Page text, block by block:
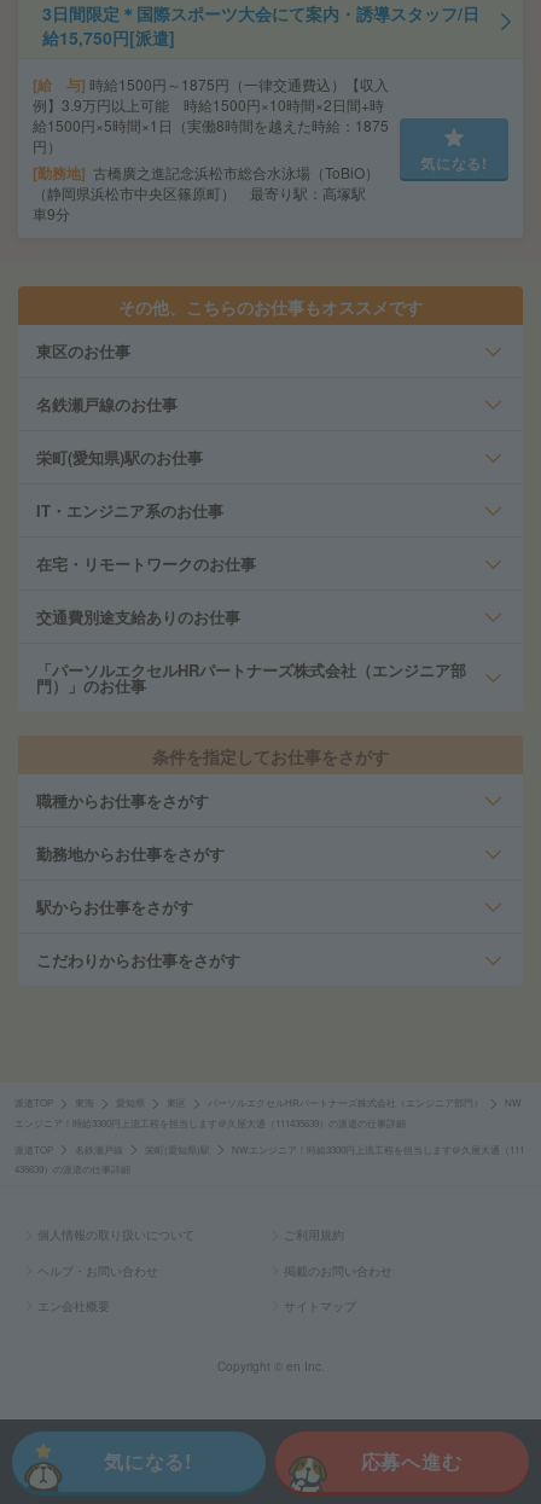
応募へ進む
気になる!
3日間限定＊国際スポーツ大会にて案内・誘導スタッフ/日
給15,750円[派遣]
給 与 時給1500円～1875円（一律交通費込）【収入
例】3.9万円以上可能 時給1500円×10時間×2日間+時
給1500円×5時間×1日（実働8時間を越えた時給：1875
円）
勤務地
古橋廣之進記念浜松市総合水泳場（ToBiO）
（静岡県浜松市中央区篠原町） 最寄り駅：高塚駅
車9分
気になる!
その他、こちらのお仕事もオススメです
東区のお仕事
名鉄瀬戸線のお仕事
栄町(愛知県)駅のお仕事
IT・エンジニア系のお仕事
在宅・リモートワークのお仕事
交通費別途支給ありのお仕事
「パーソルエクセルHRパートナーズ株式会社（エンジニア部
門）」のお仕事
条件を指定してお仕事をさがす
職種からお仕事をさがす
勤務地からお仕事をさがす
駅からお仕事をさがす
こだわりからお仕事をさがす
派遣TOP 東海 愛知県 東区 パーソルエクセルHRパートナーズ株式会社（エンジニア部門）
NW
エンジニア！時給3300円上流工程を担当します＠久屋大通（111435639）の派遣の仕事詳細
派遣TOP 名鉄瀬戸線 栄町(愛知県)駅
NWエンジニア！時給3300円上流工程を担当します＠久屋大通（111
435639）の派遣の仕事詳細
個人情報の取り扱いについて ご利用規約
ヘルプ・お問い合わせ 掲載のお問い合わせ
エン会社概要 サイトマップ
Copyright © en Inc.